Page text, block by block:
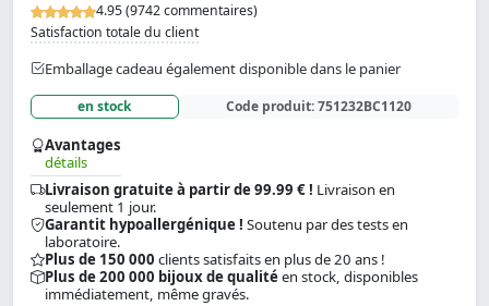
4.95 (9742 commentaires)
Satisfaction totale du client
Emballage cadeau également disponible dans le panier
en stock Code produit:751232BC1120
Avantages
détails
Livraison gratuite à partir de 99.99 € ! Livraison en
seulement 1 jour.
Garantit hypoallergénique ! Soutenu par des tests en
laboratoire.
Plus de 150 000 clients satisfaits en plus de 20 ans !
Plus de 200 000 bijoux de qualitéen stock, disponibles
immédiatement, même gravés.